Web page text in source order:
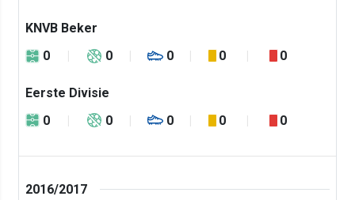
KNVB Beker
0
0 0 0 0
Eerste Divisie
0
0 0 0 0
2016/2017